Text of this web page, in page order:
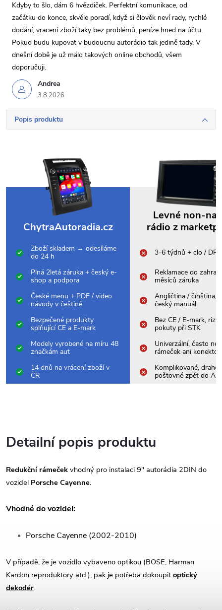
Andrea
3.8.2026
Kdyby to šlo, dám 6 hvězdiček. Perfektní komunikace, od
začátku do konce, skvěle poradí, když si člověk neví rady, rychlé
dodání, vracení zboží taky bez problémů, peníze hned na účtu.
Pokud budu kupovat v budoucnu autorádio tak jedině tady. V
dnešní době je už málo takových online obchodů, všem
doporučuji.
Popis produktu
ChytraAutoradia.cz
Levné non-
rádio z
Zboží skladem → odesíláme
do 24 h
3-6 týdnů + clo /
Plná 2letá záruka + český e-
shop a podpora
Reklamace do
měsíců záruka
České menu + PDF / video
návody v češtině
Angličtina / čínština,
český manuál
Bezpečené produkty
splňující CE a E-mark
Bez CE / E-mark,
pokuty při STK
Modely vyrobené na míru 48
značkám aut
Univerzální, často
rámeček ani konektor
14 dnů na vrácení zboží v
ČR
Komplikované, drahé
poštovné zpět do
Detailní popis produktu
Redukční rámeček vhodný pro instalaci 9" autorádia 2DIN do
vozidel Porsche Cayenne.
Vhodné do vozidel:
Porsche Cayenne (2002-2010)
V případě, že je vozidlo vybaveno optikou (BOSE, Harman
Kardon reproduktory atd.), pak je potřeba dokoupit optický
dekodér.